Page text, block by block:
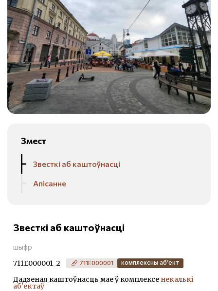
Змест
Звесткі аб каштоўнасці
Апісанне
Звесткі аб каштоўнасці
шыфр
711Е000001_2 711Е000001 комплексны аб’ект
Дадзеная каштоўнасць мае ў комплексе некалькі
аб'ектаў